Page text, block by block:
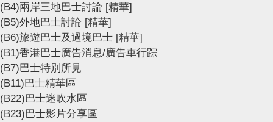
(B4)兩岸三地巴士討論 [精華]
(B5)外地巴士討論 [精華]
(B6)旅遊巴士及過境巴士 [精華]
(B1)香港巴士廣告消息/廣告車行踪
(B7)巴士特別所見
(B11)巴士精華區
(B22)巴士迷吹水區
(B23)巴士影片分享區